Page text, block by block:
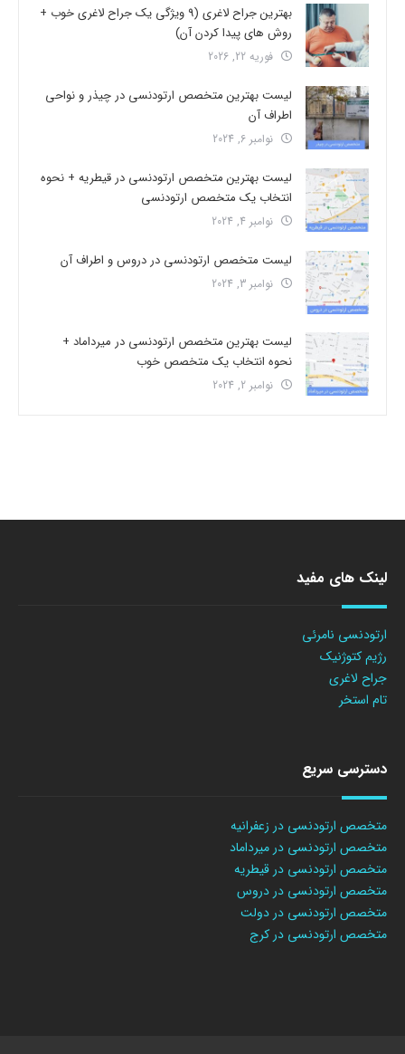
بهترین جراح لاغری (9 ویژگی یک جراح لاغری خوب +
روش های پیدا کردن آن)
فوریه 22, 2026
لیست بهترین متخصص ارتودنسی در چیذر و نواحی
اطراف آن
نوامبر 6, 2024
لیست بهترین متخصص ارتودنسی در قیطریه + نحوه
انتخاب یک متخصص ارتودنسی
نوامبر 4, 2024
لیست متخصص ارتودنسی در دروس و اطراف آن
نوامبر 3, 2024
لیست بهترین متخصص ارتودنسی در میرداماد +
نحوه انتخاب یک متخصص خوب
نوامبر 2, 2024
لینک های مفید
ارتودنسی نامرئی
رژیم کتوژنیک
جراح لاغری
تام استخر
دسترسی سریع
متخصص ارتودنسی در زعفرانیه
متخصص ارتودنسی در میرداماد
متخصص ارتودنسی در قیطریه
متخصص ارتودنسی در دروس
متخصص ارتودنسی در دولت
متخصص ارتودنسی در کرج